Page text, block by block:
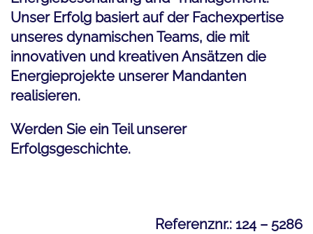
Unser Erfolg basiert auf der Fachexpertise
unseres dynamischen Teams, die mit
innovativen und kreativen Ansätzen die
Energieprojekte unserer Mandanten
realisieren.
Werden Sie ein Teil unserer
Erfolgsgeschichte.
Referenznr.: 124 – 5286